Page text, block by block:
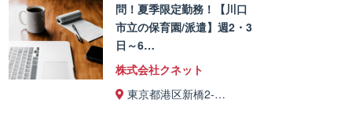
問！夏季限定勤務！【川口
市立の保育園/派遣】週2・3
日～6…
株式会社クネット
東京都港区新橋2-…